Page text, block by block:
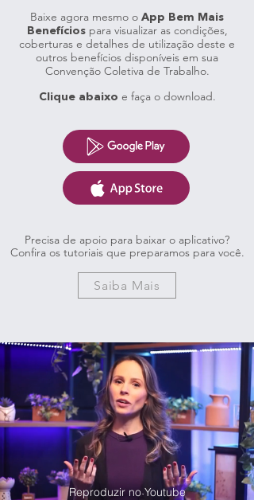
Baixe agora mesmo o App Bem Mais
Benefíciospara visualizar as condições,
coberturas e detalhes de utilização deste e
outros benefícios disponíveis em sua
Convenção Coletiva de Trabalho.
Clique abaixo e faça o download.
Precisa de apoio para baixar o aplicativo?
Confira os tutoriais que preparamos para você.
Saiba Mais
Reproduzir no Youtube